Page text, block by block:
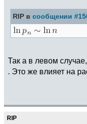
RIP в сообщении
Так а в левом
. Это же влияет на
RIP